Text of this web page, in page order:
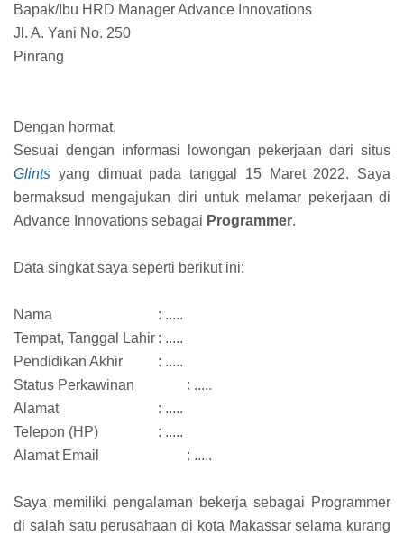
Bapak/Ibu HRD Manager Advance Innovations
Jl. A. Yani No. 250
Pinrang
Dengan hormat,
Sesuai dengan informasi lowongan pekerjaan dari situs
Glints yang dimuat pada tanggal 15 Maret 2022. Saya
bermaksud mengajukan diri untuk melamar pekerjaan di
Advance Innovations sebagai Programmer.
Data singkat saya seperti berikut ini:
Nama
: .....
Tempat, Tanggal Lahir : .....
Pendidikan Akhir
: .....
Status Perkawinan
: .....
Alamat
: .....
Telepon (HP)
: .....
Alamat Email
: .....
Saya memiliki pengalaman bekerja sebagai Programmer
di salah satu perusahaan di kota Makassar selama kurang